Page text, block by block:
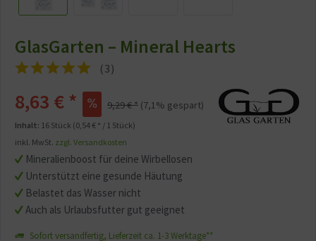
GlasGarten – Mineral Hearts
(3)
Mineralienboost für deine Wirbellosen
Unterstützt eine gesunde Häutung
Belastet das Wasser nicht
Auch als Urlaubsfutter gut geeignet
8,63 € * 9,29 € * (7,1% gespart)
Inhalt: 16 Stück (0,54 € * / 1 Stück)
inkl. MwSt. zzgl. Versandkosten
Sofort versandfertig, Lieferzeit ca. 1-3 Werktage**